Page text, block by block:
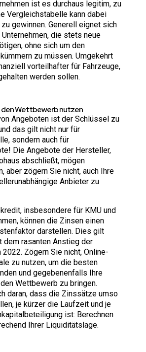
ist es durchaus legitim, zu
Vergleichstabelle kann dabei
gewinnen. Generell eignet sich
die stets neue
ohne sich um den
zu müssen. Umgekehrt
vorteilhafter für Fahrzeuge,
werden sollen.
den Wettbewerb nutzen
Angeboten ist der Schlüssel zu
das gilt nicht nur für
sondern auch für
Die Angebote der Hersteller,
abschließt, mögen
aber zögern Sie nicht, auch Ihre
Anbieter zu
insbesondere für KMU und
können die Zinsen einen
darstellen. Dies gilt
dem rasanten Anstieg der
Zögern Sie nicht, Online-
zu nutzen, um die besten
und gegebenenfalls Ihre
Wettbewerb zu bringen.
daran, dass die Zinssätze umso
je kürzer die Laufzeit und je
ist: Berechnen
Ihrer Liquiditätslage.